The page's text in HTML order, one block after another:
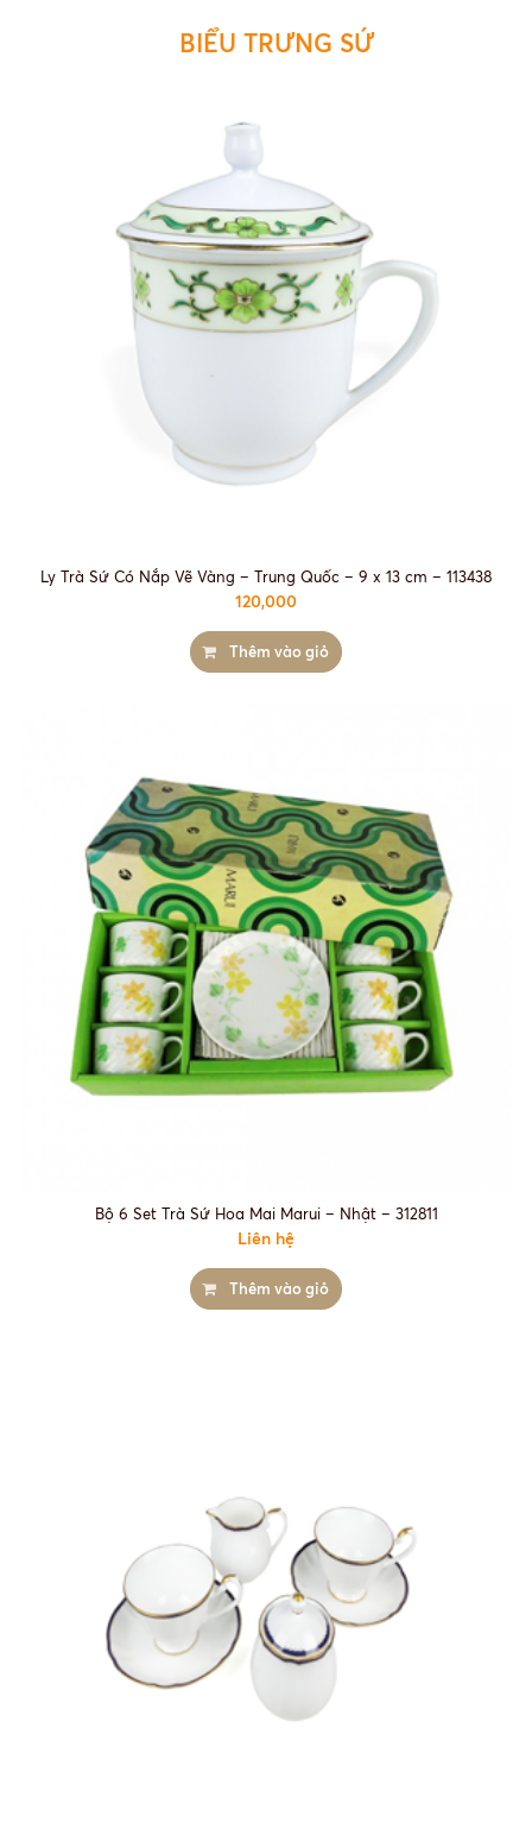
BIỂU TRƯNG SỨ
Ly Trà Sứ Có Nắp Vẽ Vàng – Trung Quốc – 9 x 13 cm – 113438
120,000
Thêm vào giỏ
Bộ 6 Set Trà Sứ Hoa Mai Marui – Nhật – 312811
Liên hệ
Thêm vào giỏ